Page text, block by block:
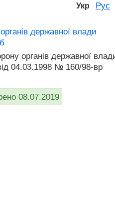
Укр Рус
державної влади
органів державної
04.03.1998 № 160/98-вр
08.07.2019